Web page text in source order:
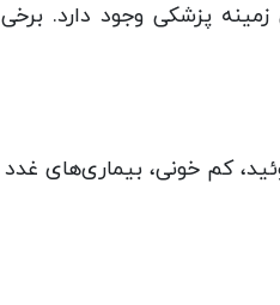
پزشکی وجود دارد. برخی
کم خونی، بیماری‌های غدد